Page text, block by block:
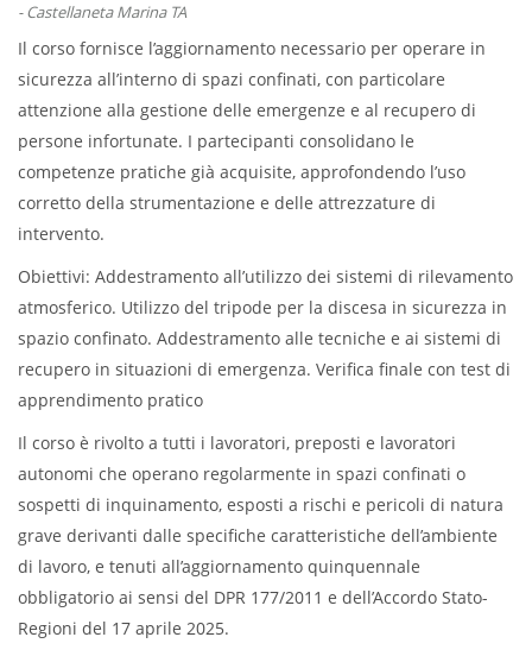
AGGIORNAMENTO 25 MARZO 2026 – CASTELLANETA MARINA
TA
- Castellaneta Marina TA
Il corso fornisce l’aggiornamento necessario per operare in
sicurezza all’interno di spazi confinati, con particolare
attenzione alla gestione delle emergenze e al recupero di
persone infortunate. I partecipanti consolidano le
competenze pratiche già acquisite, approfondendo l’uso
corretto della strumentazione e delle attrezzature di
intervento.
Obiettivi: Addestramento all’utilizzo dei sistemi di rilevamento
atmosferico. Utilizzo del tripode per la discesa in sicurezza in
spazio confinato. Addestramento alle tecniche e ai sistemi di
recupero in situazioni di emergenza. Verifica finale con test di
apprendimento pratico
Il corso è rivolto a tutti i lavoratori, preposti e lavoratori
autonomi che operano regolarmente in spazi confinati o
sospetti di inquinamento, esposti a rischi e pericoli di natura
grave derivanti dalle specifiche caratteristiche dell’ambiente
di lavoro, e tenuti all’aggiornamento quinquennale
obbligatorio ai sensi del DPR 177/2011 e dell’Accordo Stato-
Regioni del 17 aprile 2025.